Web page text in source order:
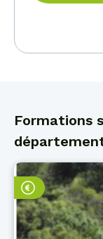
Formations